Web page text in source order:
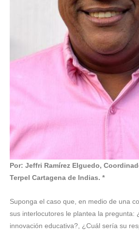
Por: Jeffri Ramírez Elguedo,
Terpel Cartagena de Indias. *
Suponga el caso que, en medio de una
sus interlocutores le plantea la pregunta:
innovación educativa?, ¿Cuál sería su